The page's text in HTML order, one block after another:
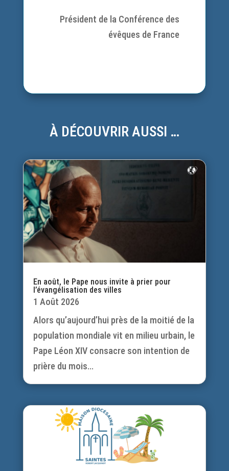
Président de la Conférence des
évêques de France
À DÉCOUVRIR AUSSI …
En août, le Pape nous invite à prier pour
l’évangélisation des villes
1 Août 2026
Alors qu’aujourd’hui près de la moitié de la
population mondiale vit en milieu urbain, le
Pape Léon XIV consacre son intention de
prière du mois...